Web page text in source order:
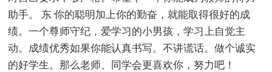
助手。 东 你的聪明加上你的勤奋，就能取得很好的成
绩。一个尊师守纪，爱学习的小男孩，学习上自觉主
动。成绩优秀如果你能认真书写。不讲谎话。做个诚实
的好学生。那么老师、同学会更喜欢你，努力吧！